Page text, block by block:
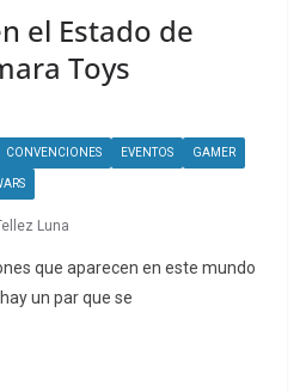
el Estado de
Toys
CONVENCIONES EVENTOS GAMER
Luna
que aparecen en este mundo
un par que se